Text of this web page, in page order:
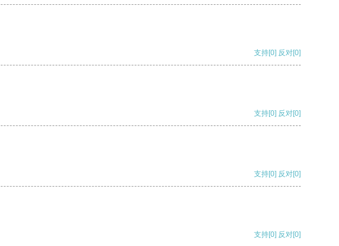
支持[0] 反对[0]
支持[0] 反对[0]
支持[0] 反对[0]
支持[0] 反对[0]